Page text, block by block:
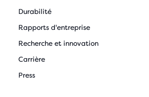
Durabilité
Rapports d'entreprise
Recherche et innovation
Carrière
Press